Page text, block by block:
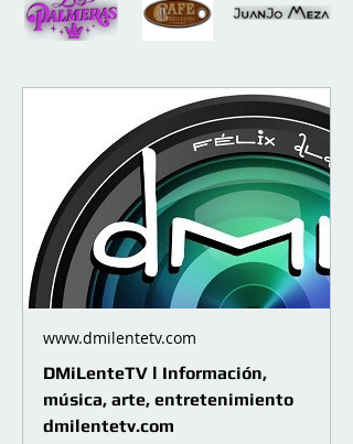
www.dmilentetv.com
DMiLenteTV l Información,
música, arte, entretenimiento
dmilentetv.com